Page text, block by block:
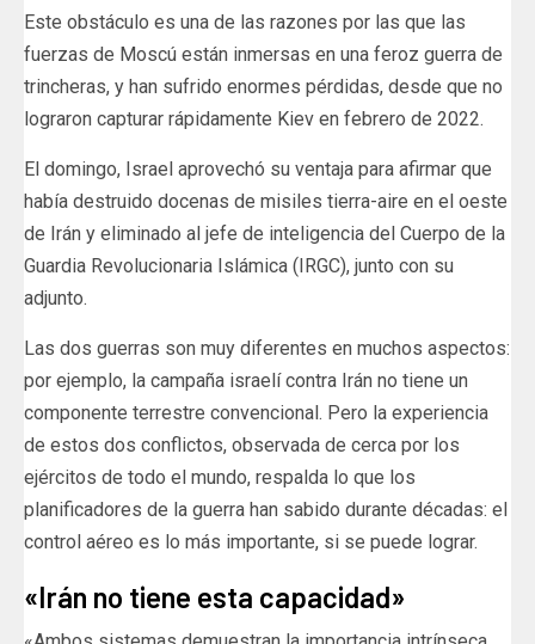
Este obstáculo es una de las razones por las que las
fuerzas de Moscú están inmersas en una feroz guerra de
trincheras, y han sufrido enormes pérdidas, desde que no
lograron capturar rápidamente Kiev en febrero de 2022.
El domingo, Israel aprovechó su ventaja para afirmar que
había destruido docenas de misiles tierra-aire en el oeste
de Irán y eliminado al jefe de inteligencia del Cuerpo de la
Guardia Revolucionaria Islámica (IRGC), junto con su
adjunto.
Las dos guerras son muy diferentes en muchos aspectos:
por ejemplo, la campaña israelí contra Irán no tiene un
componente terrestre convencional. Pero la experiencia
de estos dos conflictos, observada de cerca por los
ejércitos de todo el mundo, respalda lo que los
planificadores de la guerra han sabido durante décadas: el
control aéreo es lo más importante, si se puede lograr.
«Irán no tiene esta capacidad»